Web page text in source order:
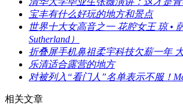
​宝丰有什么好玩的地方和景点
世界十大女高音之一 花腔女王 琼 •
Sutherland）
折叠屏手机鼻祖柔宇科技欠薪一年
​乐清适合露营的地方
对被列入“看门人”名单表示不服！
相关文章